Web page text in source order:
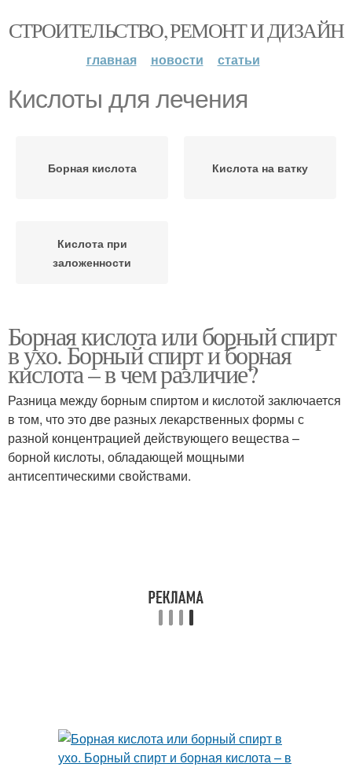
СТРОИТЕЛЬСТВО, РЕМОНТ И ДИЗАЙН
главная новости статьи
Кислоты для лечения
Борная кислота Кислота на ватку
Кислота при
заложенности
Борная кислота или борный спирт
в ухо. Борный спирт и борная
кислота – в чем различие?
Разница между борным спиртом и кислотой заключается
в том, что это две разных лекарственных формы с
разной концентрацией действующего вещества –
борной кислоты, обладающей мощными
антисептическими свойствами.